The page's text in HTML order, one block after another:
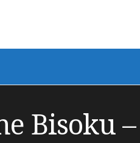
Bisoku